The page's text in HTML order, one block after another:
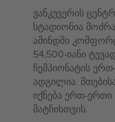
ვანკუვერის
სტადიონია
ამინდში
54,500-იანი
ჩემპიონატის
ადგილია.
იქნება ერთ-
მატჩისთვის.